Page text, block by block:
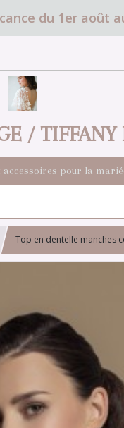
du 1er août
/ TIFFANY
accessoires pour la
Top en dentelle manches